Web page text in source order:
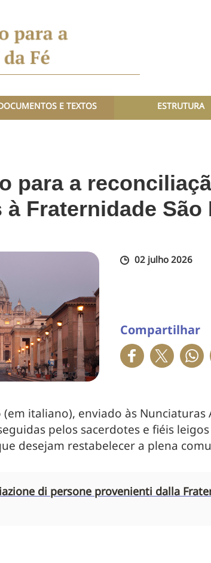
E TEXTOS ESTRUTURA
para a
Fraternidade São
02 julho 2026
Compartilhar
italiano), enviado às Nunciaturas
pelos sacerdotes e fiéis
desejam restabelecer a plena
di persone provenienti dalla